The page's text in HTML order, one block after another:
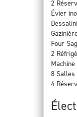
2
Évier
Four
2
8 Salles
4